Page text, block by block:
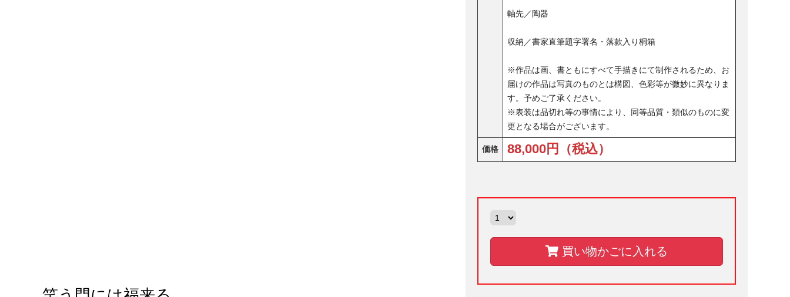
軸先／陶器
収納／書家直筆題字署名・落款入り桐箱
※作品は画、書ともにすべて手描きにて制作されるため、お
届けの作品は写真のものとは構図、色彩等が微妙に異なりま
す。予めご了承ください。
※表装は品切れ等の事情により、同等品質・類似のものに変
更となる場合がございます。
価格 88,000円（税込）
買い物かごに入れる